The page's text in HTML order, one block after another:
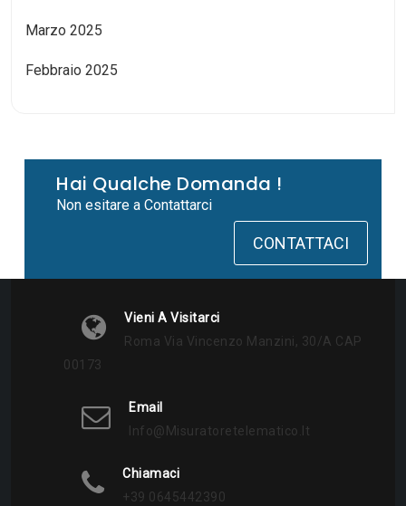
Marzo 2025
Febbraio 2025
Hai Qualche Domanda !
Non esitare a Contattarci
CONTATTACI
Vieni A Visitarci
Roma Via Vincenzo Manzini, 30/a CAP
00173
Email
Info@misuratoretelematico.it
Chiamaci
+39 0645442390